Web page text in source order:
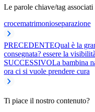
Le parole chiave/tag
crocematrimonioseparazione
PRECEDENTEQual è la
consegnata? essere la
SUCCESSIVOLa bambina
ora ci si vuole prendere cura
Ti piace il nostro contenuto?